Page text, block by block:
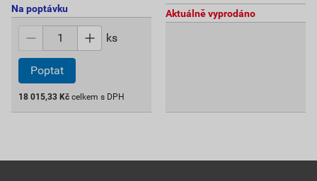
Na poptávku
ks
Poptat
18 015,33 Kč celkem s DPH
Aktuálně vyprodáno